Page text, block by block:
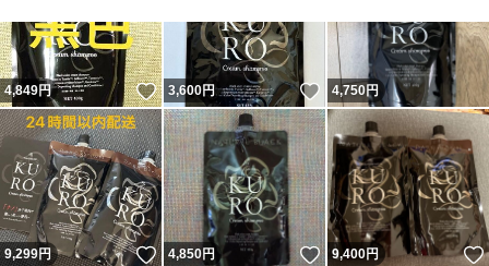
4,849円 いいね！
3,600円 いいね！
4,750円
9,299円 いいね！
4,850円 いいね！
9,400円